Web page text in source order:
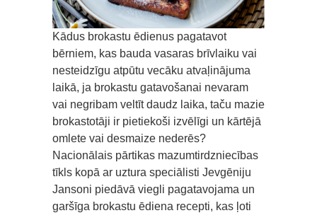
Kādus brokastu ēdienus pagatavot
bērniem, kas bauda vasaras brīvlaiku vai
nesteidzīgu atpūtu vecāku atvaļinājuma
laikā, ja brokastu gatavošanai nevaram
vai negribam veltīt daudz laika, taču mazie
brokastotāji ir pietiekoši izvēlīgi un kārtējā
omlete vai desmaize nederēs?
Nacionālais pārtikas mazumtirdzniecības
tīkls kopā ar uztura speciālisti Jevgēniju
Jansoni piedāvā viegli pagatavojama un
garšīga brokastu ēdiena recepti, kas ļoti